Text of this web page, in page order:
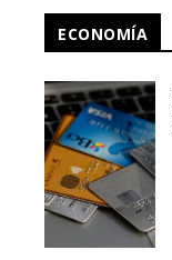
ECONOMÍA